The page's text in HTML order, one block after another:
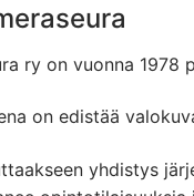
ry on vuonna 1978
on edistää
yhdistys